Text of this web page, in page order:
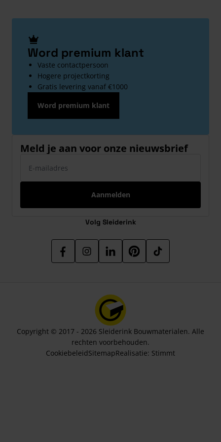
Word premium klant
Vaste contactpersoon
Hogere projectkorting
Gratis levering vanaf €1000
Word premium klant
Meld je aan voor onze nieuwsbrief
Aanmelden
Volg Sleiderink
Copyright © 2017 - 2026 Sleiderink Bouwmaterialen. Alle
rechten voorbehouden.
CookiebeleidSitemapRealisatie: Stimmt